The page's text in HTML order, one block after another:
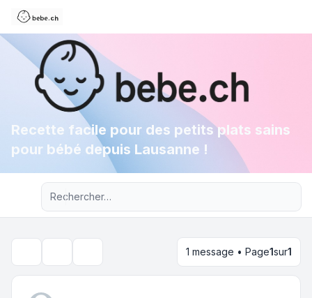
Recette facile pour des petits plats sains
pour bébé depuis Lausanne !
Recherche avancée
1 message • Page1sur1